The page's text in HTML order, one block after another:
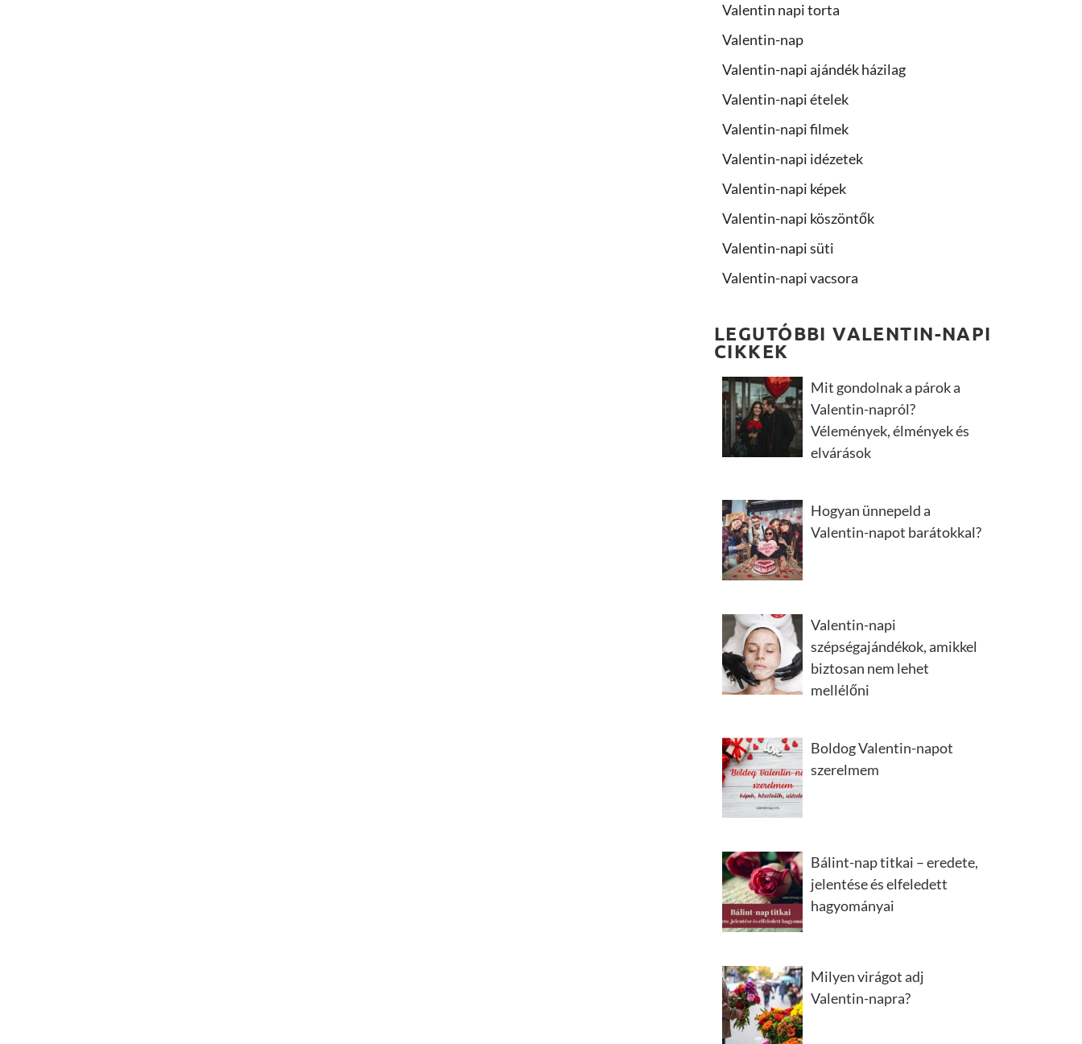
Valentin napi torta
Valentin-nap
Valentin-napi ajándék házilag
Valentin-napi ételek
Valentin-napi filmek
Valentin-napi idézetek
Valentin-napi képek
Valentin-napi köszöntők
Valentin-napi süti
Valentin-napi vacsora
LEGUTÓBBI VALENTIN-NAPI
CIKKEK
Mit gondolnak a párok a
Valentin-napról?
Vélemények, élmények és
elvárások
Hogyan ünnepeld a
Valentin-napot barátokkal?
Valentin-napi
szépségajándékok, amikkel
biztosan nem lehet
mellélőni
Boldog Valentin-napot
szerelmem
Bálint-nap titkai – eredete,
jelentése és elfeledett
hagyományai
Milyen virágot adj
Valentin-napra?